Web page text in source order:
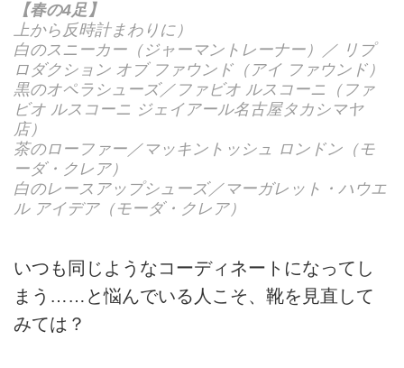
【春の4足】
上から反時計まわりに）
白のスニーカー（ジャーマントレーナー）／ リプ
ロダクション オブ ファウンド（アイ ファウンド）
黒のオペラシューズ／ファビオ ルスコーニ（ファ
ビオ ルスコーニ ジェイアール名古屋タカシマヤ
店）
茶のローファー／マッキントッシュ ロンドン（モ
ーダ・クレア）
白のレースアップシューズ／マーガレット・ハウエ
ル アイデア（モーダ・クレア）
いつも同じようなコーディネートになってし
まう……と悩んでいる人こそ、靴を見直して
みては？